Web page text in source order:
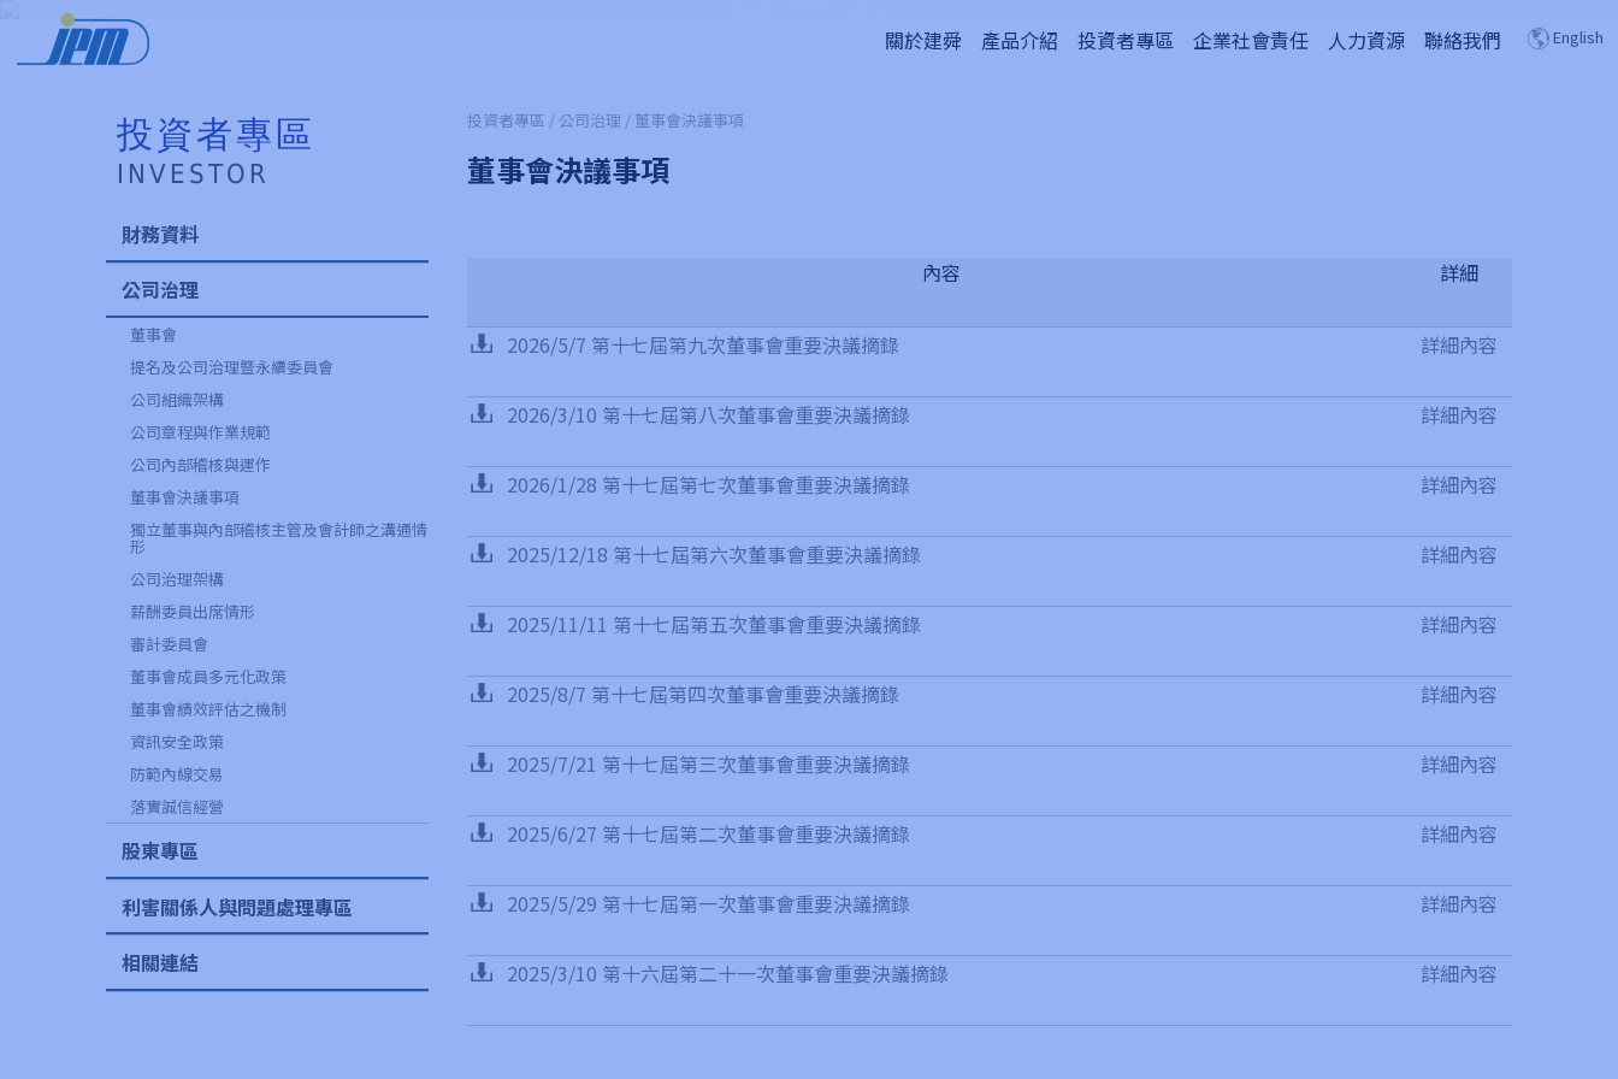
關於建舜 產品介紹 投資者專區 企業社會責任 人力資源 聯絡我們 English
董事會
投資者專區
INVESTOR
財務資料
公司治理
董事會
提名及公司治理暨永續委員會
公司組織架構
公司章程與作業規範
公司內部稽核與運作
董事會決議事項
獨立董事與內部稽核主管及會計師之溝通情
形
公司治理架構
薪酬委員出席情形
審計委員會
董事會成員多元化政策
董事會績效評估之機制
資訊安全政策
防範內線交易
落實誠信經營
股東專區
利害關係人與問題處理專區
相關連結
投資者專區 / 公司治理 / 董事會決議事項
董事會決議事項
內容 詳細
2026/5/7 第十七屆第九次董事會重要決議摘錄 詳細內容
2026/3/10 第十七屆第八次董事會重要決議摘錄 詳細內容
2026/1/28 第十七屆第七次董事會重要決議摘錄 詳細內容
2025/12/18 第十七屆第六次董事會重要決議摘錄 詳細內容
2025/11/11 第十七屆第五次董事會重要決議摘錄 詳細內容
2025/8/7 第十七屆第四次董事會重要決議摘錄 詳細內容
2025/7/21 第十七屆第三次董事會重要決議摘錄 詳細內容
2025/6/27 第十七屆第二次董事會重要決議摘錄 詳細內容
2025/5/29 第十七屆第一次董事會重要決議摘錄 詳細內容
2025/3/10 第十六屆第二十一次董事會重要決議摘錄 詳細內容